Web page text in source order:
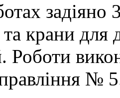
задіяно
та крани
Роботи
№